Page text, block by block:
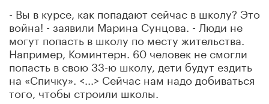
- Вы в курсе, как попадают сейчас в школу? Это
война! - заявили Марина Сунцова. - Люди не
могут попасть в школу по месту жительства.
Например, Коминтерн. 60 человек не смогли
попасть в свою 33-ю школу, дети будут ездить
на «Спичку». <...> Сейчас нам надо добиваться
того, чтобы строили школы.